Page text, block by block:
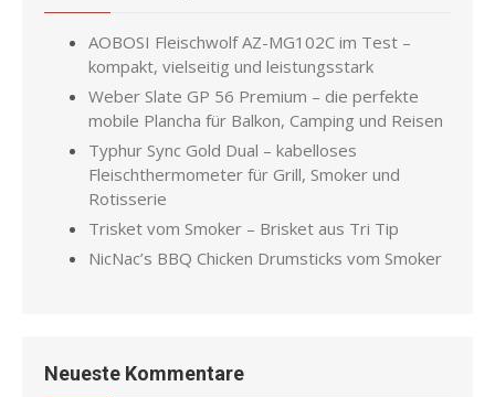
AOBOSI Fleischwolf AZ-MG102C im Test –
kompakt, vielseitig und leistungsstark
Weber Slate GP 56 Premium – die perfekte
mobile Plancha für Balkon, Camping und Reisen
Typhur Sync Gold Dual – kabelloses
Fleischthermometer für Grill, Smoker und
Rotisserie
Trisket vom Smoker – Brisket aus Tri Tip
NicNac’s BBQ Chicken Drumsticks vom Smoker
Neueste Kommentare